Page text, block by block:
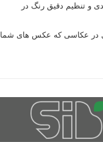
و تنظیم دقیق رنگ در
در عکاسی که عکس های شما